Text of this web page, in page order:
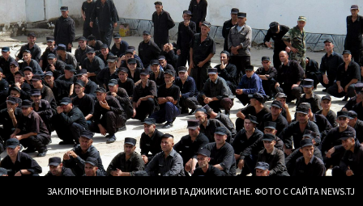
ЗАКЛЮЧЕННЫЕ В КОЛОНИИ В ТАДЖИКИСТАНЕ. ФОТО С САЙТА NEWS.TJ